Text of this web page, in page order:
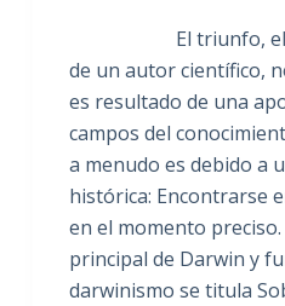
El triunfo, el
de un autor científico,
es resultado de una
campos del
a menudo es debido a
histórica: Encontrarse
en el momento
principal de Darwin y
darwinismo se titula